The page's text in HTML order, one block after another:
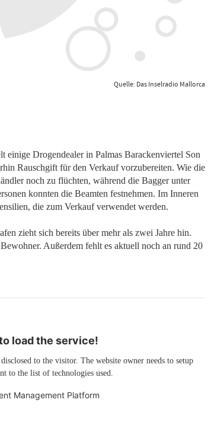
Quelle: Das Inselradio Mallorca
einige Drogendealer in Palmas Barackenviertel Son
Rauschgift für den Verkauf vorzubereiten. Wie die
noch zu flüchten, während die Bagger unter
konnten die Beamten festnehmen. Im Inneren
die zum Verkauf verwendet werden.
zieht sich bereits über mehr als zwei Jahre hin.
Außerdem fehlt es aktuell noch an rund 20
load the service!
to the visitor. The website owner needs to setup
to the list of technologies used.
Management Platform